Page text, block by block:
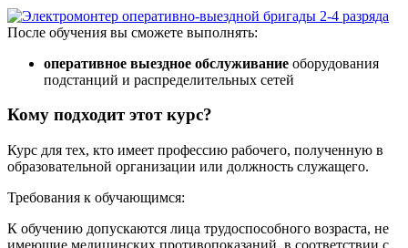
После обучения вы сможете выполнять:
оперативное выездное обслуживание оборудования
подстанций и распределительных сетей
Кому подходит этот курс?
Курс для тех, кто имеет профессию рабочего, полученную в
образовательной организации или должность служащего.
Требования к обучающимся:
К обучению допускаются лица трудоспособного возраста, не
имеющие медицинских противопоказаний, в соответствии с